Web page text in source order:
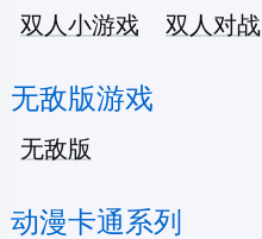
双人小游戏 双人对战
无敌版游戏
无敌版
动漫卡通系列